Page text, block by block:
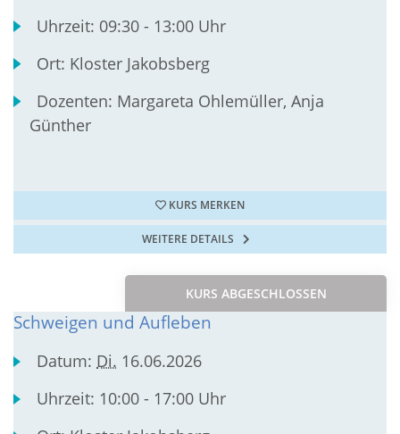
Uhrzeit: 09:30 - 13:00 Uhr
Ort: Kloster Jakobsberg
Dozenten: Margareta Ohlemüller, Anja
Günther
KURS MERKEN
WEITERE DETAILS
KURS ABGESCHLOSSEN
Schweigen und Aufleben
Datum: Di. 16.06.2026
Uhrzeit: 10:00 - 17:00 Uhr